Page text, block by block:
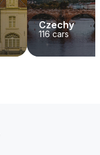
Czechy
116cars